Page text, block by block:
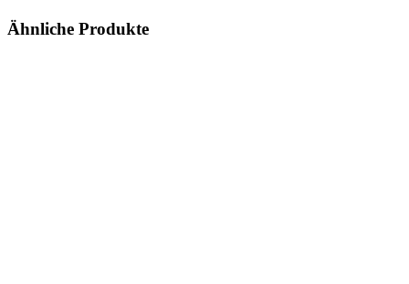
Ähnliche Produkte